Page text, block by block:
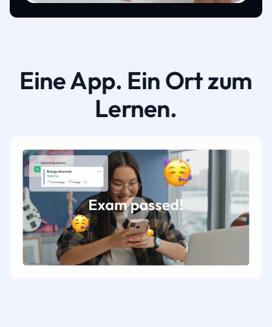
Eine App. Ein Ort zum
Lernen.